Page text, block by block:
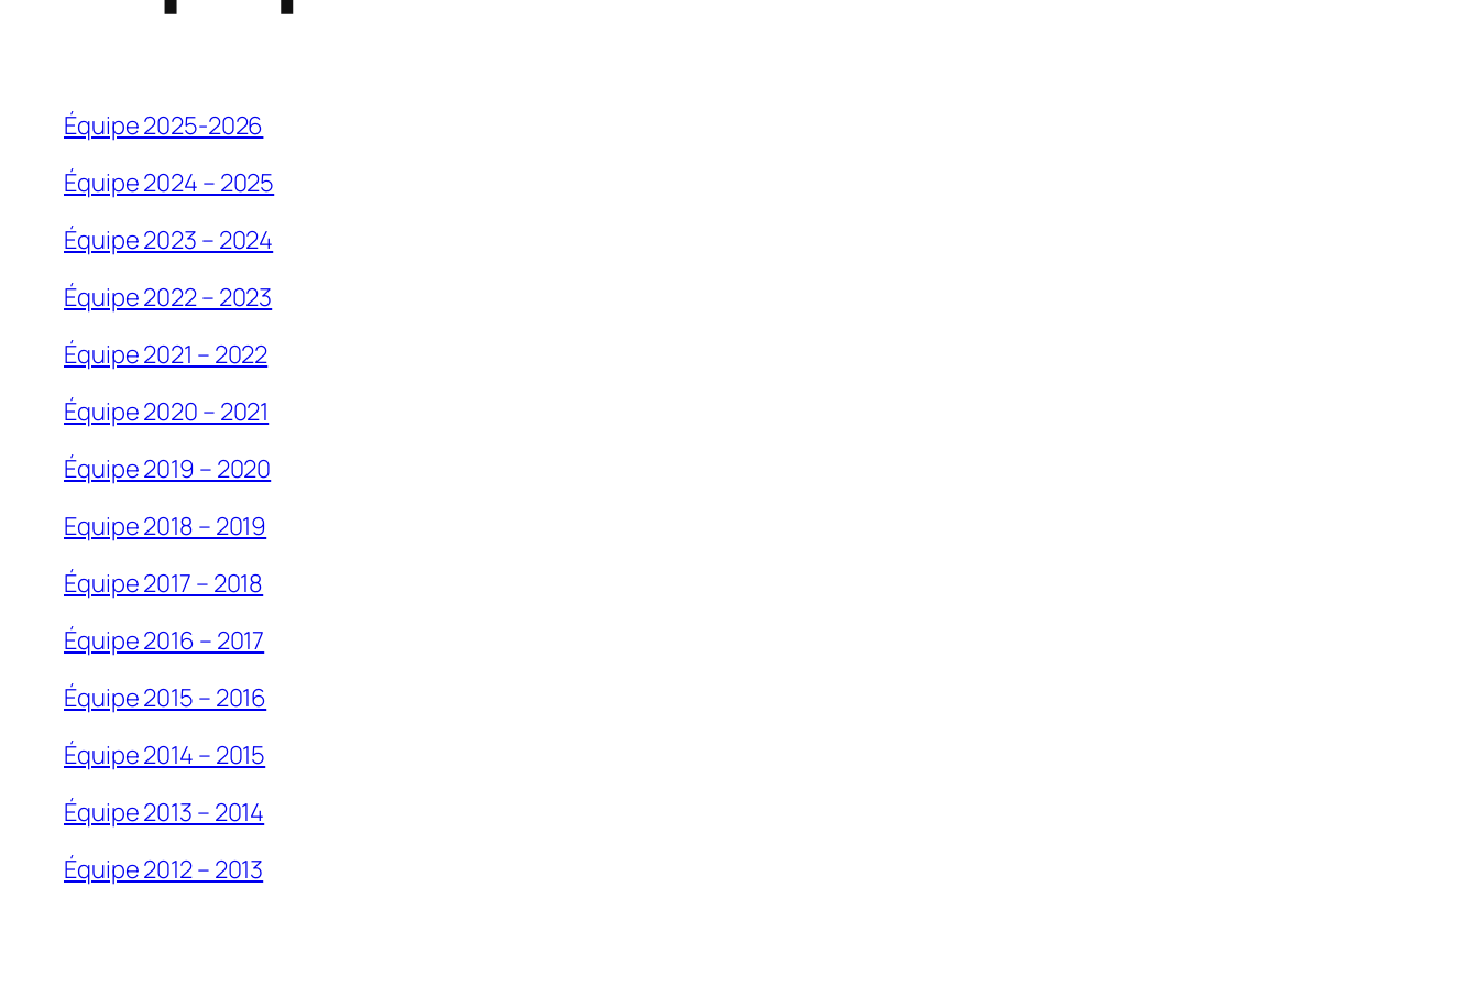
Équipe 2025-2026
Équipe 2024 – 2025
Équipe 2023 – 2024
Équipe 2022 – 2023
Équipe 2021 – 2022
Équipe 2020 – 2021
Équipe 2019 – 2020
Equipe 2018 – 2019
Équipe 2017 – 2018
Équipe 2016 – 2017
Équipe 2015 – 2016
Équipe 2014 – 2015
Équipe 2013 – 2014
Équipe 2012 – 2013